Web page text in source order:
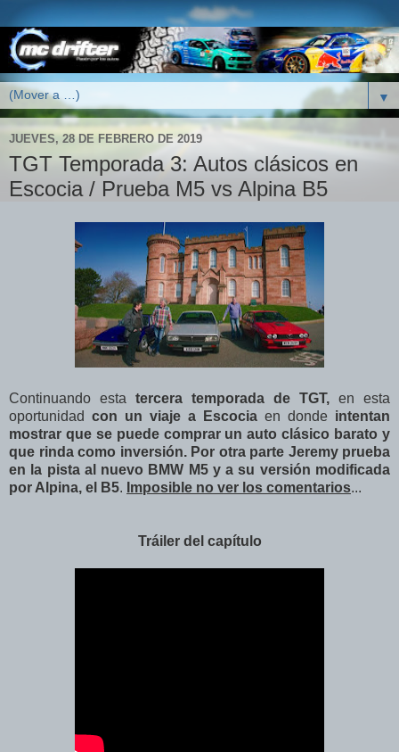
▼
JUEVES, 28 DE FEBRERO DE 2019
TGT Temporada 3: Autos clásicos en
Escocia / Prueba M5 vs Alpina B5
Continuando esta tercera temporada de TGT, en esta
oportunidad con un viaje a Escocia en donde intentan
mostrar que se puede comprar un auto clásico barato y
que rinda como inversión. Por otra parte Jeremy prueba
en la pista al nuevo BMW M5 y a su versión modificada
por Alpina, el B5. Imposible no ver los comentarios...
Tráiler del capítulo